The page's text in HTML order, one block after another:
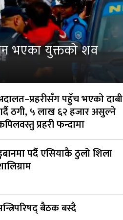
भएका युक्तको शव
पहुँच भएको दाबी
ठगी, ५ लाख ६२ हजार असुल्ने
प्रहरी फन्दामा
पर्दै एसियाकै ठुलो शिला
बैठक बस्दै